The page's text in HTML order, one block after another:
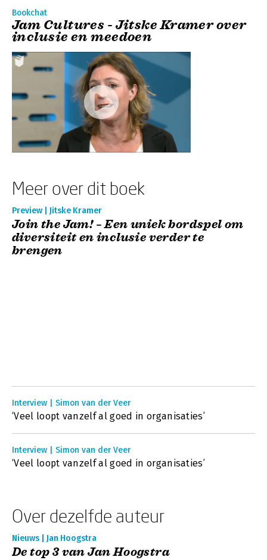
Bookchat
Jam Cultures - Jitske Kramer over
inclusie en meedoen
Meer over dit boek
Preview | Jitske Kramer
Join the Jam! – Een uniek bordspel om
diversiteit en inclusie verder te
brengen
Interview | Simon van der Veer
‘Veel loopt vanzelf al goed in organisaties’
Interview | Simon van der Veer
‘Veel loopt vanzelf al goed in organisaties’
Over dezelfde auteur
Nieuws | Jan Hoogstra
De top 3 van Jan Hoogstra